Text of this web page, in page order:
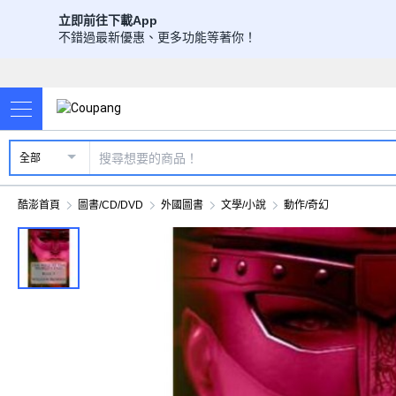
立即前往下載App
不錯過最新優惠、更多功能等著你！
全部
酷澎首頁 圖書/CD/DVD 外國圖書 文學/小說 動作/奇幻